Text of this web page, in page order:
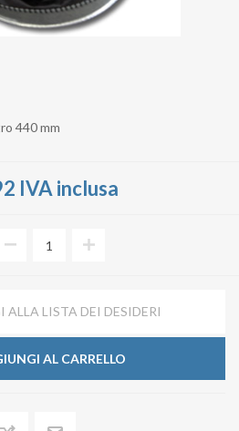
440 mm
IVA inclusa
ALLA LISTA DEI DESIDERI
AL CARRELLO